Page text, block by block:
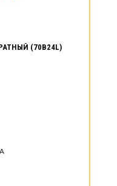
(70B24L)